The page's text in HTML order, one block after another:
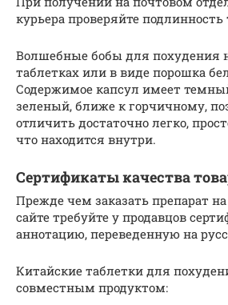
курьера проверяйте подлинность
Волшебные бобы для похудения
таблетках или в виде порошка
Содержимое капсул имеет
зеленый, ближе к горчичному,
отличить достаточно легко,
что находится внутри.
Сертификаты качества
Прежде чем заказать препарат
сайте требуйте у продавцов
аннотацию, переведенную на
Китайские таблетки для
совместным продуктом: